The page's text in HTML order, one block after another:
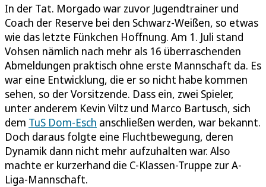
In der Tat. Morgado war zuvor Jugendtrainer und
Coach der Reserve bei den Schwarz-Weißen, so etwas
wie das letzte Fünkchen Hoffnung. Am 1. Juli stand
Vohsen nämlich nach mehr als 16 überraschenden
Abmeldungen praktisch ohne erste Mannschaft da. Es
war eine Entwicklung, die er so nicht habe kommen
sehen, so der Vorsitzende. Dass ein, zwei Spieler,
unter anderem Kevin Viltz und Marco Bartusch, sich
dem TuS Dom-Esch anschließen werden, war bekannt.
Doch daraus folgte eine Fluchtbewegung, deren
Dynamik dann nicht mehr aufzuhalten war. Also
machte er kurzerhand die C-Klassen-Truppe zur A-
Liga-Mannschaft.